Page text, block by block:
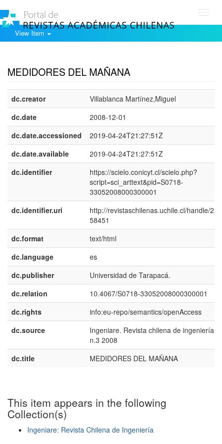
View Item
MEDIDORES DEL MAÑANA
dc.creator
Villablanca Martínez,Miguel
dc.date
2008-12-01
dc.date.accessioned
2019-04-24T21:27:51Z
dc.date.available
2019-04-24T21:27:51Z
dc.identifier
https://scielo.conicyt.cl/scielo.php?
script=sci_arttext&pid=S0718-
33052008000300001
dc.identifier.uri
http://revistaschilenas.uchile.cl/handle/
58451
dc.format
text/html
dc.language
es
dc.publisher
Universidad de Tarapacá.
dc.relation
10.4067/S0718-33052008000300001
dc.rights
info:eu-repo/semantics/openAccess
dc.source
Ingeniare. Revista chilena de ingeniería
n.3 2008
dc.title
MEDIDORES DEL MAÑANA
This item appears in the following
Collection(s)
Ingeniare: Revista Chilena de Ingeniería